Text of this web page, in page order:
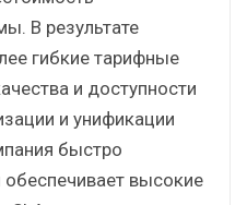
В результате
гибкие тарифные
и доступности
и унификации
быстро
высокие